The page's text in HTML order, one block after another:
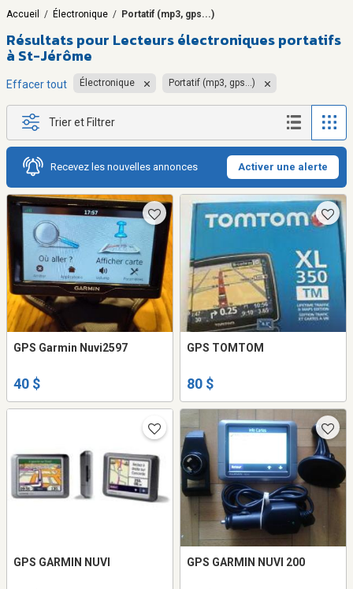
Accueil / Électronique / Portatif (mp3, gps...)
Résultats pour Lecteurs électroniques portatifs
à St-Jérôme
Effacer tout Électronique Portatif (mp3, gps...)
Trier et Filtrer
Recevez les nouvelles annonces Activer une alerte
GPS Garmin Nuvi2597
40 $
GPS TOMTOM
80 $
GPS GARMIN NUVI GPS GARMIN NUVI 200